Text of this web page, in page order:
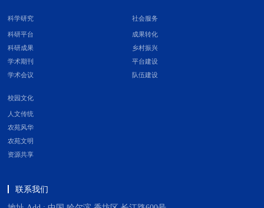
科学研究
科研平台
科研成果
学术期刊
学术会议
社会服务
成果转化
乡村振兴
平台建设
队伍建设
校园文化
人文传统
农苑风华
农苑文明
资源共享
联系我们